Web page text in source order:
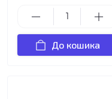
До кошика